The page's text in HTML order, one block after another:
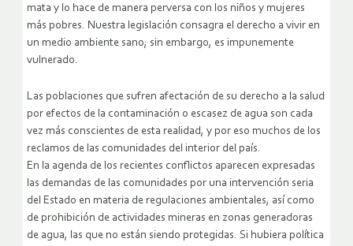
mata y lo hace de manera perversa con los niños y mujeres
más pobres. Nuestra legislación consagra el derecho a vivir en
un medio ambiente sano; sin embargo, es impunemente
vulnerado.
Las poblaciones que sufren afectación de su derecho a la salud
por efectos de la contaminación o escasez de agua son cada
vez más conscientes de esta realidad, y por eso muchos de los
reclamos de las comunidades del interior del país.
En la agenda de los recientes conflictos aparecen expresadas
las demandas de las comunidades por una intervención seria
del Estado en materia de regulaciones ambientales, así como
de prohibición de actividades mineras en zonas generadoras
de agua, las que no están siendo protegidas. Si hubiera política